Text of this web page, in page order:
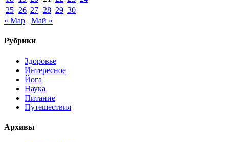
25 26 27 28 29 30
« Мар
Май »
Рубрики
Здоровье
Интересное
Йога
Наука
Питание
Путешествия
Архивы